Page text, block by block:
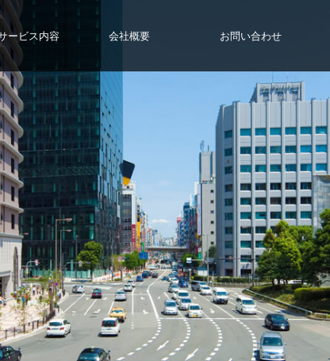
ービス内容 会社概要 お問い合わせ